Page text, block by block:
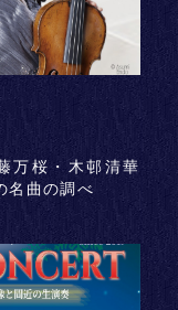
万桜・木邨清華
名曲の調べ